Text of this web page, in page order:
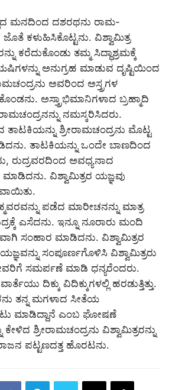
ಮನದಿಂದ ದಶರಥನು ರಾಮ-
ಜೊತೆ ಕಳುಹಿಸಿಕೊಟ್ಟನು. ವಿಶ್ವಾಮಿತ್ರ
ಕರೆದುಕೊಂಡು ತಮ್ಮ ಸಿದ್ಧಾಶ್ರಮಕ್ಕೆ
ಅನುಗ್ರಹ ಮಾಡುವ ದೃಷ್ಟಿಯಿಂದ
ಅವರಿಂದ ಅಸ್ತ್ರಗಳ
ಅಸ್ತ್ರಾಭಿಮಾನಿಗಳಾದ ಬ್ರಹ್ಮಾದಿ
ನಮಸ್ಕರಿಸಿದರು.
ತಾಟಕಿಯನ್ನು ಶ್ರೀರಾಮಚಂದ್ರನು ಮೊಟ್ಟ
ತಾಟಕಿಯನ್ನು ಒಂದೇ ಬಾಣದಿಂದ
ರುದ್ರವರದಿಂದ ಅವಧ್ಯನಾದ
ಮಾಡಿದನು. ವಿಶ್ವಾಮಿತ್ರರ ಯಜ್ಞವು
ಪಡೆದ ಮಾರೀಚನನ್ನು ಮಾತ್ರ
ಎಸೆದನು. ಇನ್ನೂ ನೂರಾರು ಮಂದಿ
ಸಂಹಾರ ಮಾಡಿದನು. ವಿಶ್ವಾಮಿತ್ರರ
ಸಂಪೂರ್ಣಗೊಳಿಸಿ ವಿಶ್ವಾಮಿತ್ರರು
ಸಮರ್ಪಣೆ ಮಾಡಿ ಧನ್ಯರೆಂದರು.
ದಿಕ್ಕು ವಿದಿಕ್ಕುಗಳಲ್ಲಿ ಹರಡುತ್ತಿತ್ತು.
ತನ್ನ ಮಗಳಾದ ಸೀತೆಯ
ಮಾಡಿದ್ದಾನೆ ಎಂಬ ಘೋಷಣೆ
ಕೇಳಿದ ಶ್ರೀರಾಮಚಂದ್ರನು ವಿಶ್ವಾಮಿತ್ರರನ್ನು
ಪಟ್ಟಣದತ್ತ ಹೊರಟನು.